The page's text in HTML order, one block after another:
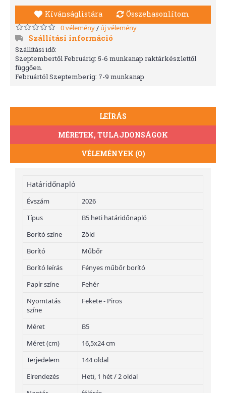
Kívánságlistára Összehasonlítom
0 vélemény/ új vélemény
Szállítási információ
Szállítási idő:
Szeptembertől Februárig: 5-6 munkanap raktárkészlettől
függően.
Februártól Szeptemberig: 7-9 munkanap
LEÍRÁS
MÉRETEK, TULAJDONSÁGOK
VÉLEMÉNYEK (0)
Határidőnapló
Évszám
2026
Típus
B5 heti határidőnapló
Borító színe
Zöld
Borító
Műbőr
Borító leírás
Fényes műbőr borító
Papír színe
Fehér
Nyomtatás
színe
Fekete - Piros
Méret
B5
Méret (cm)
16,5x24 cm
Terjedelem
144 oldal
Elrendezés
Heti, 1 hét / 2 oldal